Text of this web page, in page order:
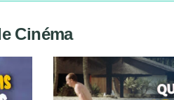
Cinéma